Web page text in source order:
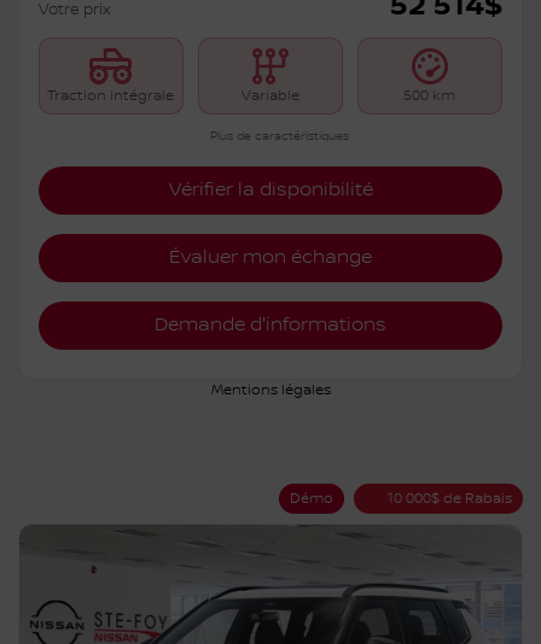
Votre prix
Traction intégrale Variable 500 km
Plus de caractéristiques
Vérifier la disponibilité
Évaluer mon échange
Demande d'informations
Mentions légales
Démo 10 000$ de Rabais